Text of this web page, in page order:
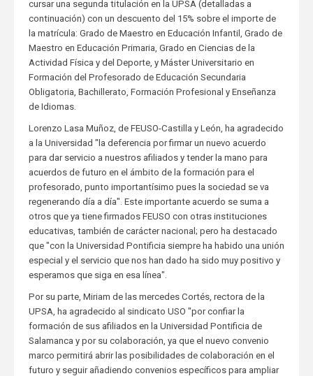
cursar una segunda titulación en la UPSA (detalladas a
continuación) con un descuento del 15% sobre el importe de
la matrícula: Grado de Maestro en Educación Infantil, Grado de
Maestro en Educación Primaria, Grado en Ciencias de la
Actividad Física y del Deporte, y Máster Universitario en
Formación del Profesorado de Educación Secundaria
Obligatoria, Bachillerato, Formación Profesional y Enseñanza
de Idiomas.
Lorenzo Lasa Muñoz, de FEUSO-Castilla y León, ha agradecido
a la Universidad "la deferencia por firmar un nuevo acuerdo
para dar servicio a nuestros afiliados y tender la mano para
acuerdos de futuro en el ámbito de la formación para el
profesorado, punto importantísimo pues la sociedad se va
regenerando día a día". Este importante acuerdo se suma a
otros que ya tiene firmados FEUSO con otras instituciones
educativas, también de carácter nacional; pero ha destacado
que "con la Universidad Pontificia siempre ha habido una unión
especial y el servicio que nos han dado ha sido muy positivo y
esperamos que siga en esa línea".
Por su parte, Miriam de las mercedes Cortés, rectora de la
UPSA, ha agradecido al sindicato USO "por confiar la
formación de sus afiliados en la Universidad Pontificia de
Salamanca y por su colaboración, ya que el nuevo convenio
marco permitirá abrir las posibilidades de colaboración en el
futuro y seguir añadiendo convenios específicos para ampliar